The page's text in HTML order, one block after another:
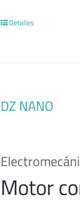
Detalles
DZ NANO
Motor